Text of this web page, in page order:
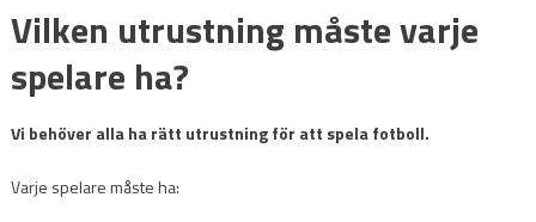
Vilken utrustning måste varje
spelare ha?
Vi behöver alla ha rätt utrustning för att spela fotboll.
Varje spelare måste ha: